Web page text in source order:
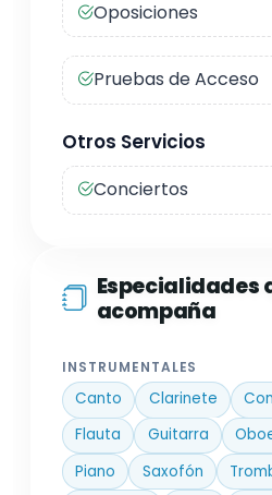
Oposiciones
Pruebas de Acceso
Otros Servicios
Conciertos
Especialidades
acompaña
INSTRUMENTALES
Canto Clarinete
Flauta
Guitarra
Piano
Saxofón